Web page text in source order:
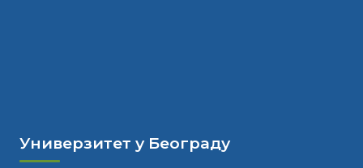
Универзитет у Београду